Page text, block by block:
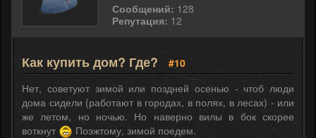
Сообщений: 128
Репутация: 12
Как купить дом? Где?
#10
Нет, советуют зимой или поздней осенью - чтоб люди
дома сидели (работают в городах, в полях, в лесах) - или
же летом, но ночью. Но наверно вилы в бок скорее
воткнут
Поэжтому, зимой поедем.